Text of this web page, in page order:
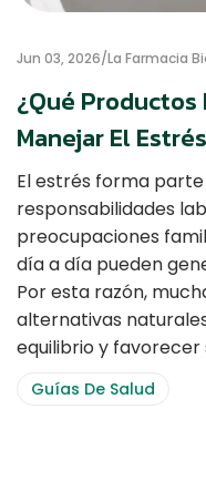
Jun 03, 2026 La Farmacia
¿Qué
Manejar El
El estrés forma
responsabilidades
preocupaciones
día a día pueden
Por esta razón,
alternativas
equilibrio y favorecer
Guías De Salud